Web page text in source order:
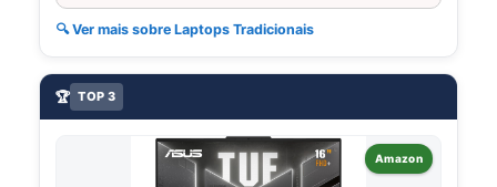
🔍 Ver mais sobre Laptops Tradicionais
🏆 TOP 3
Amazon